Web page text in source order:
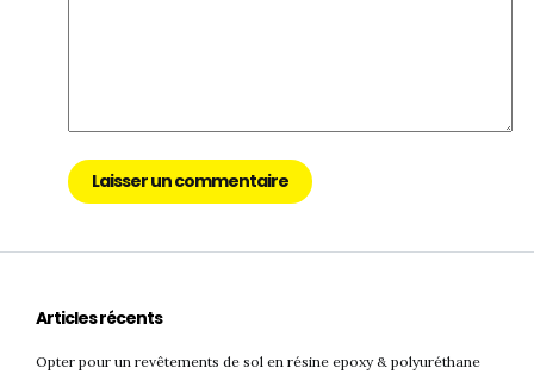
Articles récents
Opter pour un revêtements de sol en résine epoxy & polyuréthane